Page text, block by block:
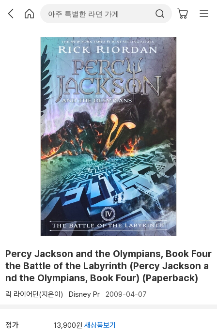
Percy Jackson and the Olympians, Book Four
the Battle of the Labyrinth (Percy Jackson a
nd the Olympians, Book Four) (Paperback)
릭 라이어던(지은이) Disney Pr 2009-04-07
정가 13,900원 새상품보기